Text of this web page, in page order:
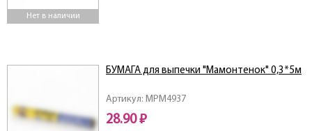
Нет в наличии
Артикул: MPM4937
БУМАГА для выпечки "Мамонтенок" 0,3*5м
28.90 ₽